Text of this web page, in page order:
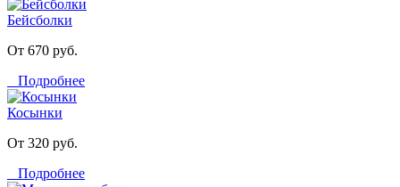
Бейсболки
От 670 руб.
Подробнее
Косынки
От 320 руб.
Подробнее